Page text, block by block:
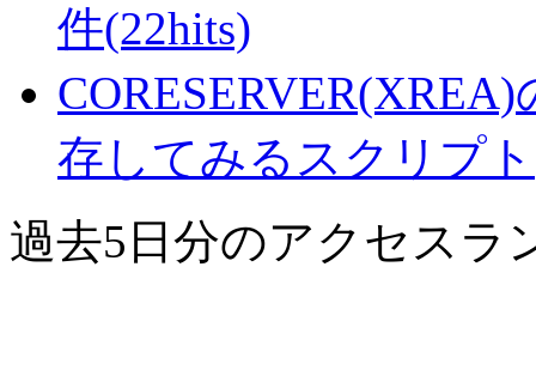
件(22hits)
存してみるスクリプ
過去5日分のアクセスラ